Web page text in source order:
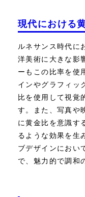
現代における
ルネサンス時代に
洋美術に大きな影
ーもこの比率を使
インやグラフィッ
比を使用して視覚
す。また、写真や
に黄金比を意識す
るような効果を生
ブデザインにおい
で、魅力的で調和